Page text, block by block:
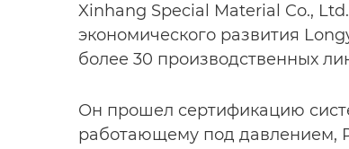
Xinhang Special Material Co.,
экономического развития
более 30 производственных
Он прошел сертификацию
работающему под давлением,